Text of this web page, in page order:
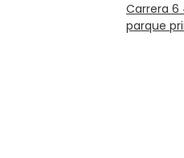
Carrera 6
parque